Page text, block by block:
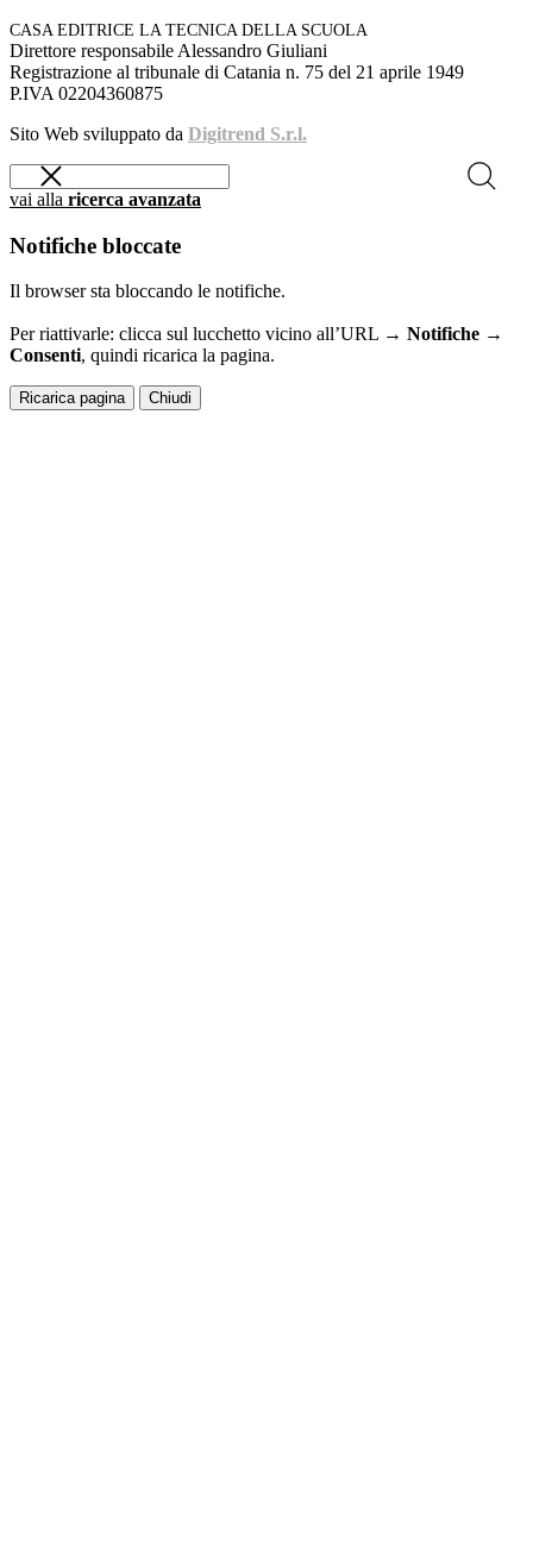
CASA EDITRICE LA TECNICA DELLA SCUOLA
Direttore responsabile Alessandro Giuliani
Registrazione al tribunale di Catania n. 75 del 21 aprile 1949
P.IVA 02204360875
Sito Web sviluppato da Digitrend S.r.l.
vai alla ricerca avanzata
Notifiche bloccate
Il browser sta bloccando le notifiche.
Per riattivarle: clicca sul lucchetto vicino all’URL → Notifiche →
Consenti, quindi ricarica la pagina.
Ricarica pagina Chiudi